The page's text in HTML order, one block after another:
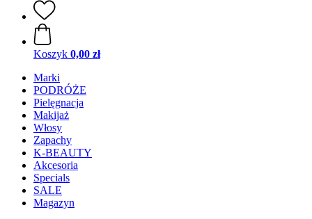
Koszyk 0,00 zł
Marki
PODRÓŻE
Pielęgnacja
Makijaż
Włosy
Zapachy
K-BEAUTY
Akcesoria
Specials
SALE
Magazyn